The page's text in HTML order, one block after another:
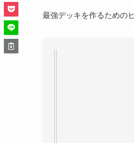
最強デッキを作るための